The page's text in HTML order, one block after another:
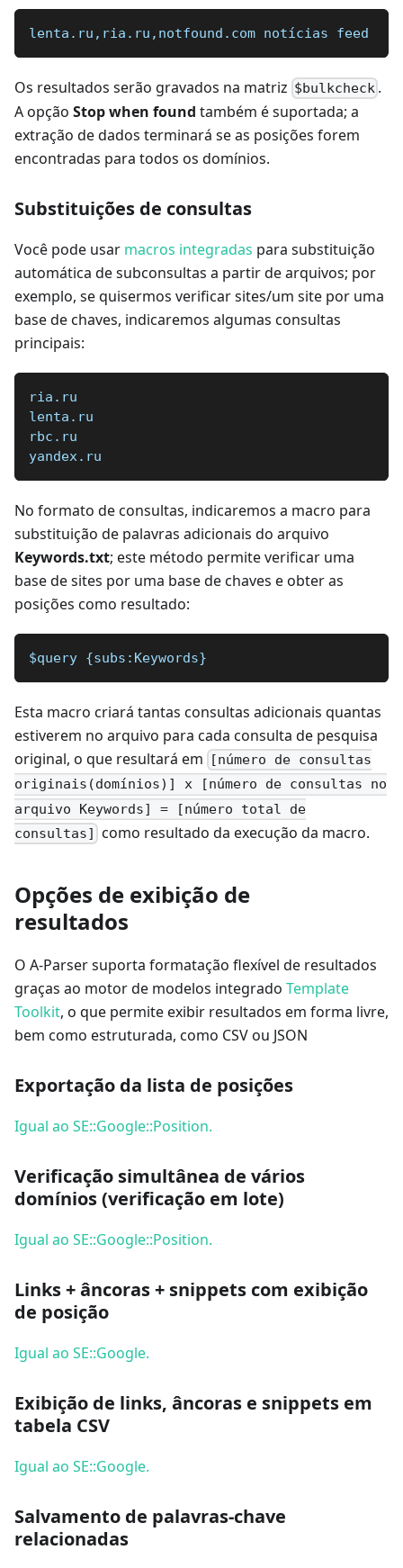
lenta.ru,ria.ru,notfound.com notícias feed
Os resultados serão gravados na matriz $bulkcheck .
A opção Stop when found também é suportada; a
extração de dados terminará se as posições forem
encontradas para todos os domínios.
Substituições de consultas
Você pode usar macros integradas para substituição
automática de subconsultas a partir de arquivos; por
exemplo, se quisermos verificar sites/um site por uma
base de chaves, indicaremos algumas consultas
principais:
ria.ru
lenta.ru
rbc.ru
yandex.ru
No formato de consultas, indicaremos a macro para
substituição de palavras adicionais do arquivo
Keywords.txt; este método permite verificar uma
base de sites por uma base de chaves e obter as
posições como resultado:
$query {subs:Keywords}
Esta macro criará tantas consultas adicionais quantas
estiverem no arquivo para cada consulta de pesquisa
original, o que resultará em
[número de consultas
originais(domínios)] x [número de consultas no
arquivo Keywords] = [número total de
consultas] como resultado da execução da macro.
Opções de exibição de
resultados
O A-Parser suporta formatação flexível de resultados
graças ao motor de modelos integrado Template
Toolkit, o que permite exibir resultados em forma livre,
bem como estruturada, como CSV ou JSON
Exportação da lista de posições
Igual ao SE::Google::Position.
Verificação simultânea de vários
domínios (verificação em lote)
Igual ao SE::Google::Position.
Links + âncoras + snippets com exibição
de posição
Igual ao SE::Google.
Exibição de links, âncoras e snippets em
tabela CSV
Igual ao SE::Google.
Salvamento de palavras-chave
relacionadas